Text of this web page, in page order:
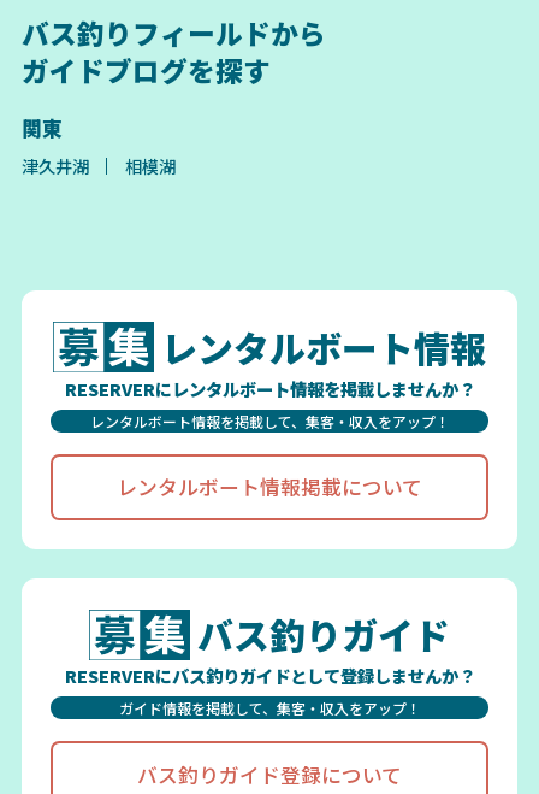
バス釣りフィールドから
ガイドブログを探す
関東
津久井湖 相模湖
レンタルボート情報
RESERVERにレンタルボート情報を掲載しませんか？
レンタルボート情報を掲載して、集客・収入をアップ！
レンタルボート情報掲載について
バス釣りガイド
RESERVERにバス釣りガイドとして登録しませんか？
ガイド情報を掲載して、集客・収入をアップ！
バス釣りガイド登録について